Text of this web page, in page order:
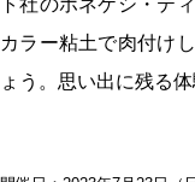
ト社のホネケシ・テ
カラー粘土で肉付け
ょう。思い出に残る